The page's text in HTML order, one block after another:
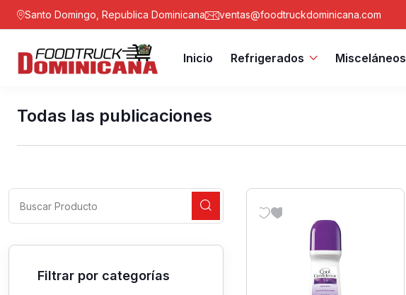
Santo Domingo, Republica Dominicana ventas@foodtruckdominicana.com
Inicio Refrigerados Misceláneos
Todas las publicaciones
Filtrar por categorías